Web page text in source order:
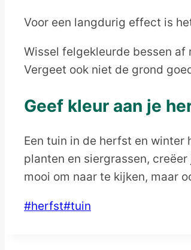
Voor een langdurig effect is
Wissel felgekleurde bessen
Vergeet ook niet de grond
Geef kleur aan je
Een tuin in de herfst en
planten en siergrassen,
mooi om naar te kijken, maar
Post
#herfst#tuin